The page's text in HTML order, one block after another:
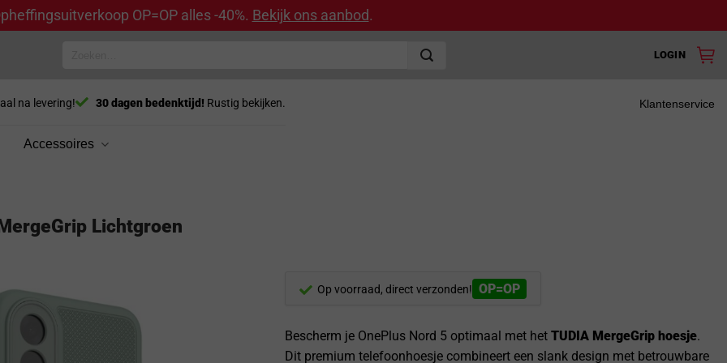
OP=OP alles -40%. Bekijk ons aanbod.
LOGIN
na levering! 30 dagen bedenktijd! Rustig bekijken. Klantenservice
Accessoires
Lichtgroen
Op voorraad, direct verzonden! OP=OP
Bescherm je OnePlus Nord 5 optimaal met het TUDIA MergeGrip hoesje.
Dit premium telefoonhoesje combineert een slank design met betrouwbare